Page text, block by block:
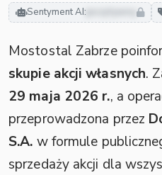
Sentyment AI: pozytywny
Mostostal Zabrze
skupie akcji własnych.
29 maja 2026 r., a
przeprowadzona przez
S.A. w formule
sprzedaży akcji dla